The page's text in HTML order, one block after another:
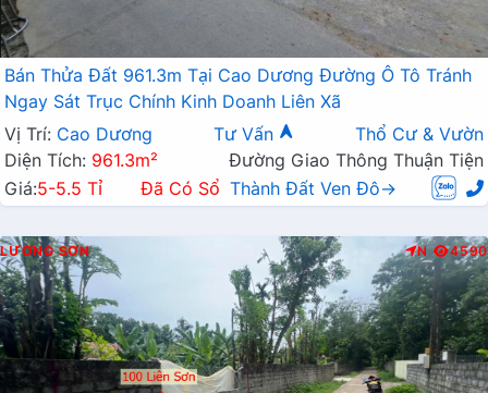
Bán Thửa Đất 961.3m Tại Cao Dương Đường Ô Tô Tránh
Ngay Sát Trục Chính Kinh Doanh Liên Xã
Vị Trí: Cao Dương Tư Vấn
Thổ Cư & Vườn
Diện Tích: 961.3m²
Đường Giao Thông Thuận Tiện
Giá:5-5.5 Tỉ Đã Có Sổ Thành Đất Ven Đô→
LƯƠNG SƠN N 4590